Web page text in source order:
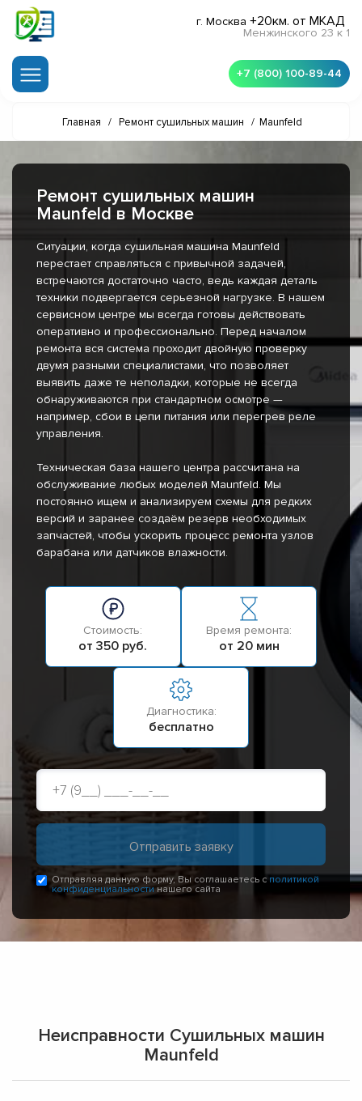
г. Москва +20км. от МКАД
Менжинского 23 к 1
+7 (800) 100-89-44
Главная / Ремонт сушильных машин / Maunfeld
Ремонт сушильных машин
Maunfeld в Москве
Ситуации, когда сушильная машина Maunfeld
перестает справляться с привычной задачей,
встречаются достаточно часто, ведь каждая деталь
техники подвергается серьезной нагрузке. В нашем
сервисном центре мы всегда готовы действовать
оперативно и профессионально. Перед началом
ремонта вся система проходит двойную проверку
двумя разными специалистами, что позволяет
выявить даже те неполадки, которые не всегда
обнаруживаются при стандартном осмотре —
например, сбои в цепи питания или перегрев реле
управления.
Техническая база нашего центра рассчитана на
обслуживание любых моделей Maunfeld. Мы
постоянно ищем и анализируем схемы для редких
версий и заранее создаём резерв необходимых
запчастей, чтобы ускорить процесс ремонта узлов
барабана или датчиков влажности.
Стоимость:
от 350 руб.
Время ремонта:
от 20 мин
Диагностика:
бесплатно
Отправляя данную форму, Вы соглашаетесь с политикой
конфиденциальностинашего сайта
Неисправности Сушильных машин
Maunfeld